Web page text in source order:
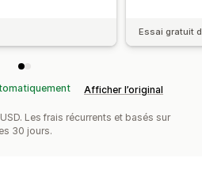
Essai gratuit
Afficher l’original
Les frais récurrents et basés sur
30 jours.